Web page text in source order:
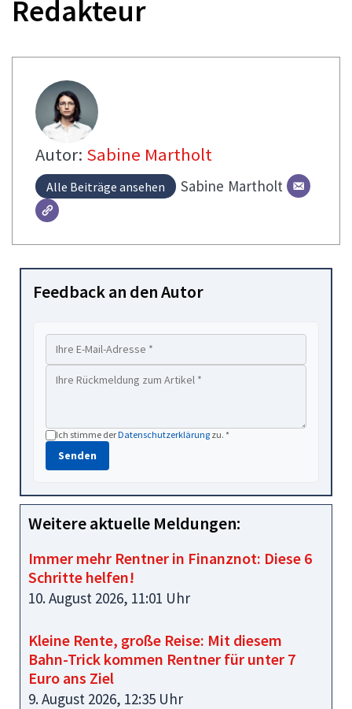
Redakteur
Autor: Sabine Martholt
Alle Beiträge ansehen Sabine Martholt
Feedback an den Autor
Ich stimme derDatenschutzerklärung zu. *
Senden
Weitere aktuelle Meldungen:
Immer mehr Rentner in Finanznot: Diese 6
Schritte helfen!
10. August 2026, 11:01 Uhr
Kleine Rente, große Reise: Mit diesem
Bahn-Trick kommen Rentner für unter 7
Euro ans Ziel
9. August 2026, 12:35 Uhr